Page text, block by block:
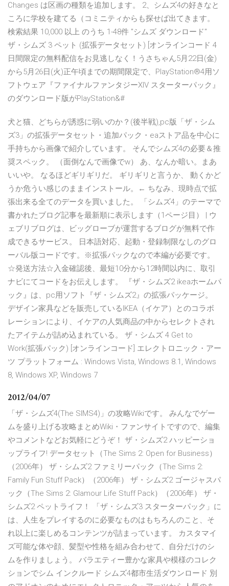
Changes は区画の種類を追加します。 2、シムズ4の好きなと
ころに学校を建てる（コミニティからも探せば出てきます。
検索結果 10,000 以上 のうち 1-48件 "シムズ ダウンロード"
ザ・シムズ 3 ペット (拡張データセット) [オンラインコード 4
日間限定の無料配信をお見逃しなく！うさちゃん5月22日(金)
から5月26日(火)正午頃までの期間限定で、PlayStation®4用ソ
フトウェア『ファイナルファンタジーXIV スターターパック』
のダウンロード版がPlayStation&#
犬と猫、どちらが誘惑に弱いのか？(後半戦),pc版「ザ・シム
ズ3」の拡張データセット・追加パック・eaストア品を中心に
手持ちから画像で紹介しています。 そんでシムズ4の必要＆推
奨スペック。 （面倒なんで画像でw） あ、なんか暗い。まあ
いいや。 なるほどギリギリだ。 ギリギリと言うか、 動くかど
うか危うい感じのままインストール。← ちなみ、現時点で拡
張出来る全てのデータを買いました。 「シムズ4」のテーマで
書かれたブログ記事を最新順に表示します（1ページ目） | ウ
ェブリブログは、ビッグローブが運営するブログが無料で作
成できるサービス。 日本語対応、起動・登録制限なしのグロ
ーバル版コードです。※拡張パックなので本編が必要です。
☆発送方法☆入金確認後、最短10分から12時間以内に、取引
ナビにてコードをお伝えします。 『ザ・シムズ2 ikeaホームパ
ック』は、pc用ソフト『ザ・シムズ2』の拡張パッケージ。
デザイン家具などを販売しているIKEA（イケア）とのコラボ
レーションにより、イケアの人気商品の中からセレクトされ
たアイテムが詰め込まれている。 ザ・シムズ 4 Get to
Work(拡張パック) [オンラインコード] エレクトロニック・アー
ツ プラットフォーム : Windows Vista, Windows 8.1, Windows
8, Windows XP, Windows 7
2012/04/07
「ザ・シムズ4(The SIMS4)」の攻略Wikiです。 みんなでゲー
ムを盛り上げる攻略まとめWiki・ファンサイトですので、編集
やコメントなどお気軽にどうぞ！ ザ・シムズ2 ハッピーショ
ップライフ! データセット（The Sims 2: Open for Business）
（2006年） ザ・シムズ2 ファミリーパック（The Sims 2:
Family Fun Stuff Pack）（2006年） ザ・シムズ2 ゴージャスパ
ック（The Sims 2: Glamour Life Stuff Pack）（2006年） ザ・
シムズ2 ペットライフ！ 「ザ・シムズ3 スターターパック」に
は、人生をプレイするのに必要なものはもちろんのこと、そ
れ以上に楽しめるコンテンツが詰まっています。 カスタマイ
ズ可能な体や顔、髪型や性格を組み合わせて、自分だけのシ
ムを作りましょう。 バラエティー豊かな家具や模様のコレク
ションでシム インクルード シムズ4都市生活ダウンロード 別